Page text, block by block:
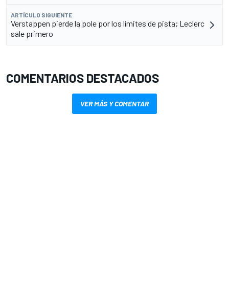
ARTÍCULO SIGUIENTE
Verstappen pierde la pole por los límites de pista; Leclerc
sale primero
COMENTARIOS DESTACADOS
VER MÁS Y COMENTAR